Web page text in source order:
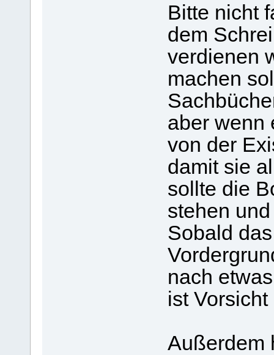
Bitte nicht
dem
verdienen
machen
aber wenn
von der
damit sie
sollte die
stehen
Sobald
nach
ist
Außerdem